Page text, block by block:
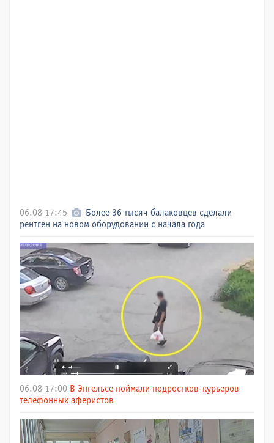
06.08 17:45
Более 36 тысяч балаковцев сделали
рентген на новом оборудовании с начала года
06.08 17:00 В Энгельсе поймали подростков-курьеров
телефонных аферистов